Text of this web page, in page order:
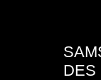
DES